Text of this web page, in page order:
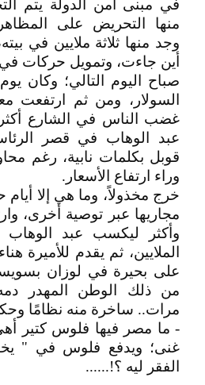
في مبنى أمن الدولة يتم
منها التحريض على
وجد منها ثلاثة ملايين في
أين جاءت، وتمويل حركات
صباح اليوم التالي؛ وكان
السولار، ومن ثم ارتفعت
غضب الناس في الشارع
عبد الوهاب في قصر
قوبل بكلمات نابية، رغم
وراء ارتفاع الأسعار.
خرج مخذولاً، وما هي إلا
مجاريها عبر توصية أخرى،
وأكثر ليكسب عبد الوهاب
الملايين، ثم يقدم للأميرة
على بحيرة في لوزان
من ذلك الوطن المهدر دمه
مرات.. ساخرة منه نظامًا
- ما مصر فيها فلوس كتير
غنى؛ ويدفع فلوس في "
الفقر ليه ؟!......